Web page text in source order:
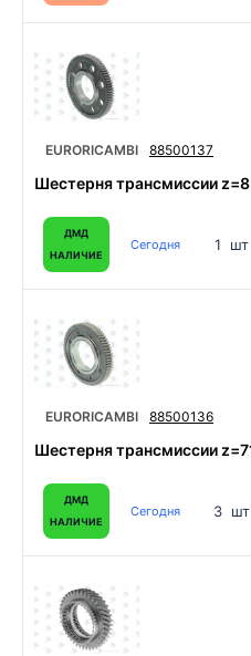
EURORICAMBI 88500137
Шестерня трансмиссии
ДМД
НАЛИЧИЕ
Сегодня 1 шт
EURORICAMBI 88500136
Шестерня трансмиссии
ДМД
НАЛИЧИЕ
Сегодня 3 шт